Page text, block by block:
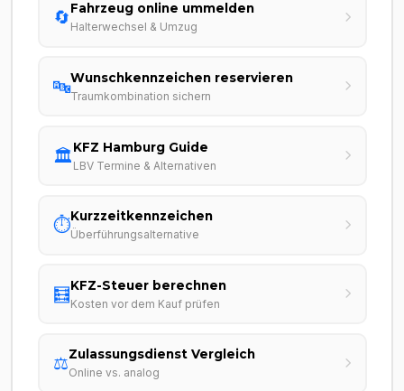
🔄Fahrzeug online ummelden
Halterwechsel & Umzug
🔤Wunschkennzeichen reservieren
Traumkombination sichern
🏛️KFZ Hamburg Guide
LBV Termine & Alternativen
⏱️Kurzzeitkennzeichen
Überführungsalternative
🧮KFZ-Steuer berechnen
Kosten vor dem Kauf prüfen
⚖️Zulassungsdienst Vergleich
Online vs. analog